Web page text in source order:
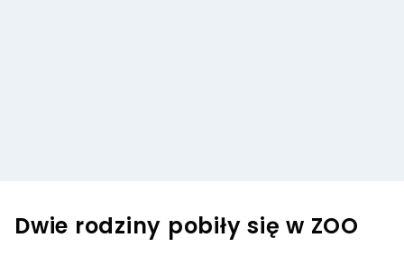
Dwie rodziny pobiły się w ZOO